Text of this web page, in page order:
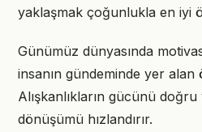
yaklaşmak çoğunlukla en iyi
Günümüz dünyasında
insanın gündeminde yer alan
Alışkanlıkların gücünü
dönüşümü hızlandırır.